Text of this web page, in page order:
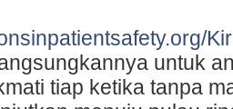
untuk
tiap ketika tanpa